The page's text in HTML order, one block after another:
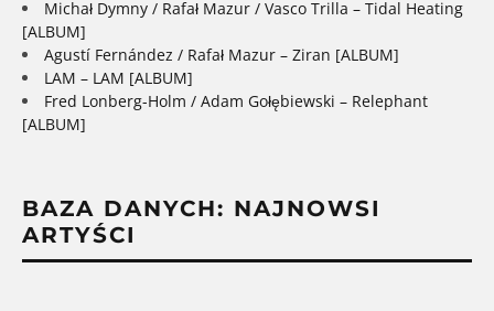
Michał Dymny / Rafał Mazur / Vasco Trilla – Tidal Heating
[ALBUM]
Agustí Fernández / Rafał Mazur – Ziran [ALBUM]
LAM – LAM [ALBUM]
Fred Lonberg-Holm / Adam Gołębiewski – Relephant
[ALBUM]
BAZA DANYCH: NAJNOWSI
ARTYŚCI